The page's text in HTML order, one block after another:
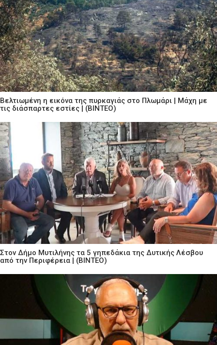
Βελτιωμένη η εικόνα της πυρκαγιάς στο Πλωμάρι | Μάχη με
τις διάσπαρτες εστίες | (ΒΙΝΤΕΟ)
Στον Δήμο Μυτιλήνης τα 5 γηπεδάκια της Δυτικής Λέσβου
από την Περιφέρεια | (ΒΙΝΤΕΟ)